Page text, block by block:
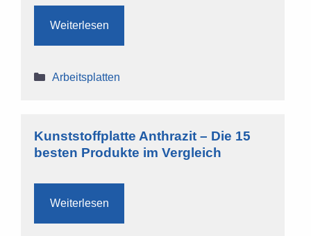
Weiterlesen
Kategorien
Arbeitsplatten
Kunststoffplatte Anthrazit – Die 15
besten Produkte im Vergleich
Weiterlesen